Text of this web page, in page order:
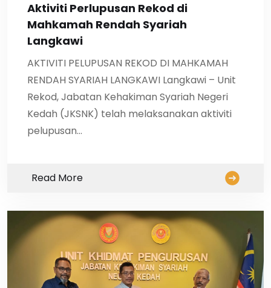
Aktiviti Perlupusan Rekod di
Mahkamah Rendah Syariah
Langkawi
AKTIVITI PELUPUSAN REKOD DI MAHKAMAH
RENDAH SYARIAH LANGKAWI Langkawi – Unit
Rekod, Jabatan Kehakiman Syariah Negeri
Kedah (JKSNK) telah melaksanakan aktiviti
pelupusan…
Read More